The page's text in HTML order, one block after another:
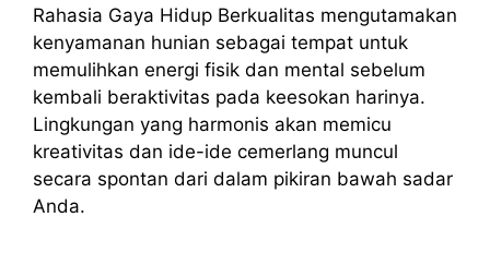
Rahasia Gaya Hidup Berkualitas mengutamakan
kenyamanan hunian sebagai tempat untuk
memulihkan energi fisik dan mental sebelum
kembali beraktivitas pada keesokan harinya.
Lingkungan yang harmonis akan memicu
kreativitas dan ide-ide cemerlang muncul
secara spontan dari dalam pikiran bawah sadar
Anda.